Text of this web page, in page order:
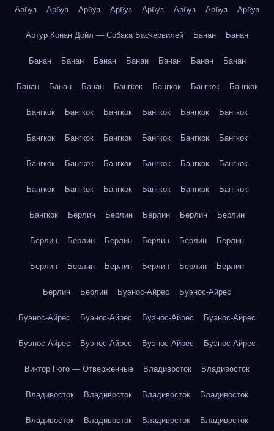
Арбуз Арбуз Арбуз Арбуз Арбуз Арбуз Арбуз Арбуз
Артур Конан Дойл — Собака Баскервилей Банан Банан
Банан Банан Банан Банан Банан Банан Банан
Банан Банан Банан Бангкок Бангкок Бангкок Бангкок
Бангкок Бангкок Бангкок Бангкок Бангкок Бангкок
Бангкок Бангкок Бангкок Бангкок Бангкок Бангкок
Бангкок Бангкок Бангкок Бангкок Бангкок Бангкок
Бангкок Бангкок Бангкок Бангкок Бангкок Бангкок
Бангкок Берлин Берлин Берлин Берлин Берлин
Берлин Берлин Берлин Берлин Берлин Берлин
Берлин Берлин Берлин Берлин Берлин Берлин
Берлин Берлин Буэнос-Айрес Буэнос-Айрес
Буэнос-Айрес Буэнос-Айрес Буэнос-Айрес Буэнос-Айрес
Буэнос-Айрес Буэнос-Айрес Буэнос-Айрес Буэнос-Айрес
Виктор Гюго — Отверженные Владивосток Владивосток
Владивосток Владивосток Владивосток Владивосток
Владивосток Владивосток Владивосток Владивосток